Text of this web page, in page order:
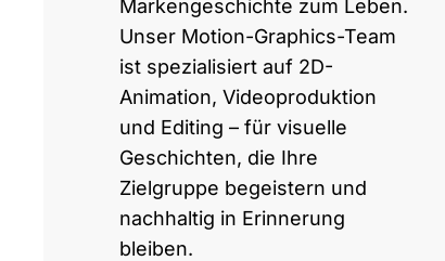
Markengeschichte zum Leben.
Unser Motion-Graphics-Team
ist spezialisiert auf 2D-
Animation, Videoproduktion
und Editing – für visuelle
Geschichten, die Ihre
Zielgruppe begeistern und
nachhaltig in Erinnerung
bleiben.